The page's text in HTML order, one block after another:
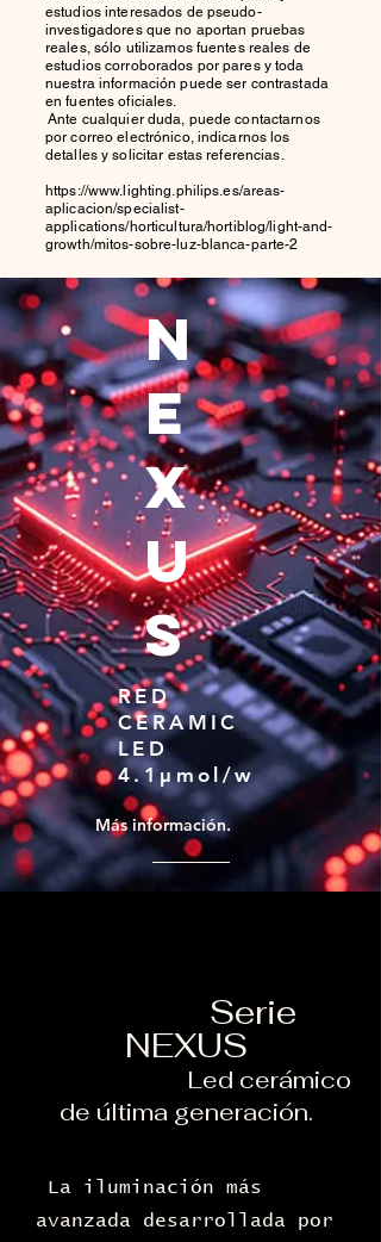
estudios interesados de pseudo-
investigadores que no aportan pruebas
reales, sólo utilizamos fuentes reales de
estudios corroborados por pares y toda
nuestra información puede ser contrastada
en fuentes oficiales.
Ante cualquier duda, puede contactarnos
por correo electrónico, indicarnos los
detalles y solicitar estas referencias.
https://www.lighting.philips.es/areas-
aplicacion/specialist-
applications/horticultura/hortiblog/light-and-
growth/mitos-sobre-luz-blanca-parte-2
N
E
X
U
S
RED
CERAMIC
LED
4.1µmol/w
Más información.
Serie
NEXUS
Led cerámico
de última generación.
La iluminación más
avanzada desarrollada por